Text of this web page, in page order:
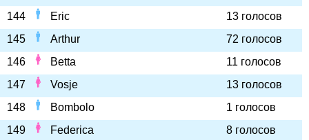
144
Eric
13 голосов
145
Arthur
72 голосов
146
Betta
11 голосов
147
Vosje
13 голосов
148
Bombolo
1 голосов
149
Federica
8 голосов